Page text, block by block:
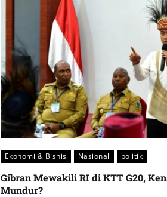
Ekonomi & Bisnis Nasional politik
Gibran Mewakili RI di KTT G20,
Mundur?